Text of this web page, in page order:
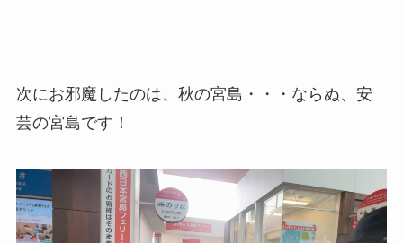
次にお邪魔したのは、秋の宮島・・・ならぬ、安
芸の宮島です！